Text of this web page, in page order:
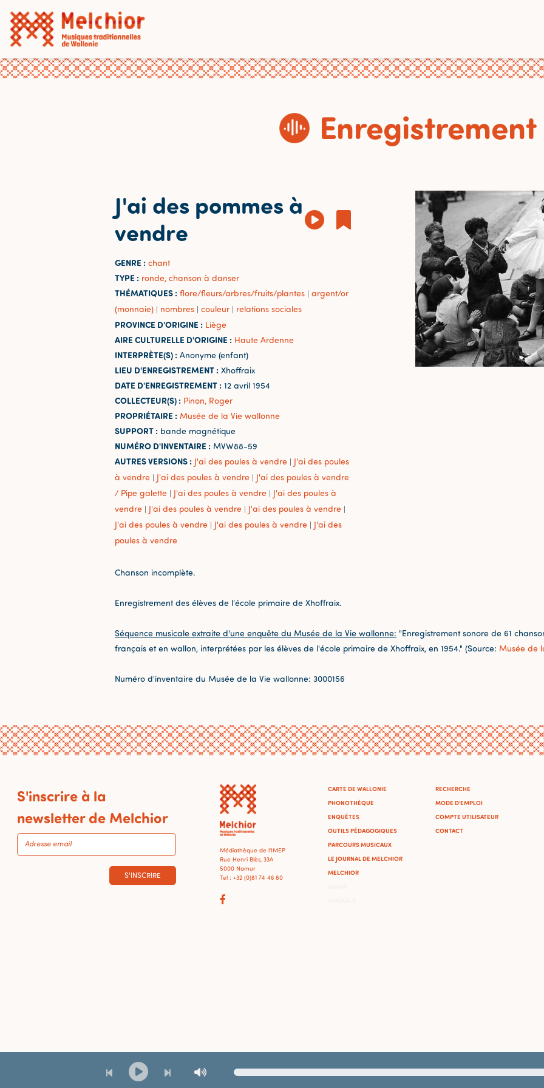
Enregistrement
J'ai des pommes à
vendre
GENRE : chant
TYPE : ronde, chanson à danser
THÉMATIQUES : flore/fleurs/arbres/fruits/plantes | argent/or
(monnaie) | nombres | couleur | relations sociales
PROVINCE D'ORIGINE : Liège
AIRE CULTURELLE D'ORIGINE : Haute Ardenne
INTERPRÈTE(S) : Anonyme (enfant)
LIEU D'ENREGISTREMENT : Xhoffraix
DATE D'ENREGISTREMENT : 12 avril 1954
COLLECTEUR(S) : Pinon, Roger
PROPRIÉTAIRE : Musée de la Vie wallonne
SUPPORT : bande magnétique
NUMÉRO D'INVENTAIRE : MVW88-59
AUTRES VERSIONS : J'ai des poules à vendre | J'ai des poules
à vendre | J'ai des poules à vendre | J'ai des poules à vendre
/ Pipe galette | J'ai des poules à vendre | J'ai des poules à
vendre | J'ai des poules à vendre | J'ai des poules à vendre |
J'ai des poules à vendre | J'ai des poules à vendre | J'ai des
poules à vendre
Chanson incomplète.
Enregistrement des élèves de l'école primaire de Xhoffraix.
Séquence musicale extraite d'une enquête du Musée de la Vie wallonne: "Enregistrement sonore de 61
français et en wallon, interprétées par les élèves de l'école primaire de Xhoffraix, en 1954." (Source: Musée de
Numéro d'inventaire du Musée de la Vie wallonne: 3000156
S'inscrire à la
newsletter de Melchior
S'INSCRIRE
Médiathèque de l'IMEP
Rue Henri Blès, 33A
5000 Namur
Tel : +32 (0)81 74 46 80
CARTE DE WALLONIE
PHONOTHÈQUE
ENQUÊTES
OUTILS PÉDAGOGIQUES
PARCOURS MUSICAUX
LE JOURNAL DE MELCHIOR
MELCHIOR
RECHERCHE
MODE D'EMPLOI
COMPTE UTILISATEUR
CONTACT